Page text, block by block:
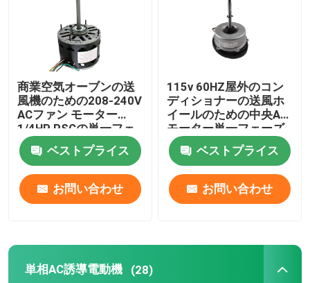
商業空気オーブンの送
風機のための208-240V
ACファン モーター
1/4HP PSCの単一フェ
ーズ
ベストプライス
お問い合わせ
115v 60HZ屋外のコン
ディショナーの送風ホ
イールのための中央AC
モーター単一フェーズ
1/10HP
ベストプライス
お問い合わせ
単相AC誘導電動機 (28)